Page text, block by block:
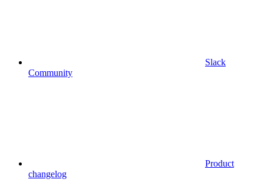
Slack
Community
Product
changelog